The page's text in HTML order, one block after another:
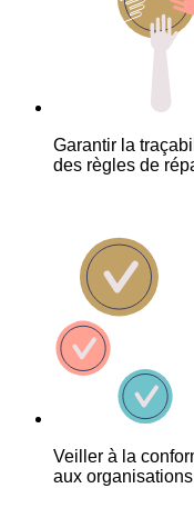
Garantir la
des règles de
Veiller à la
aux